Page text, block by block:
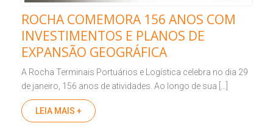
ROCHA COMEMORA 156 ANOS COM
INVESTIMENTOS E PLANOS DE
EXPANSÃO GEOGRÁFICA
A Rocha Terminais Portuários e Logística celebra no dia 29
de janeiro, 156 anos de atividades. Ao longo de sua […]
LEIA MAIS +